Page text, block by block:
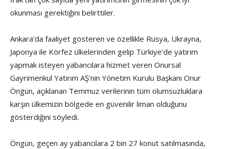
okunması gerektiğini belirttiler.
Ankara’da faaliyet gösteren ve özellikle Rusya, Ukrayna,
Japonya ile Körfez ülkelerinden gelip Türkiye’de yatırım
yapmak isteyen yabancılara hizmet veren Onursal
Gayrimenkul Yatırım AŞ’nin Yönetim Kurulu Başkanı Onur
Öngün, açıklanan Temmuz verilerinin tüm olumsuzluklara
karşın ülkemizin bölgede en güvenilir liman olduğunu
gösterdiğini söyledi.
Öngün, geçen ay yabancılara 2 bin 27 konut satılmasında,